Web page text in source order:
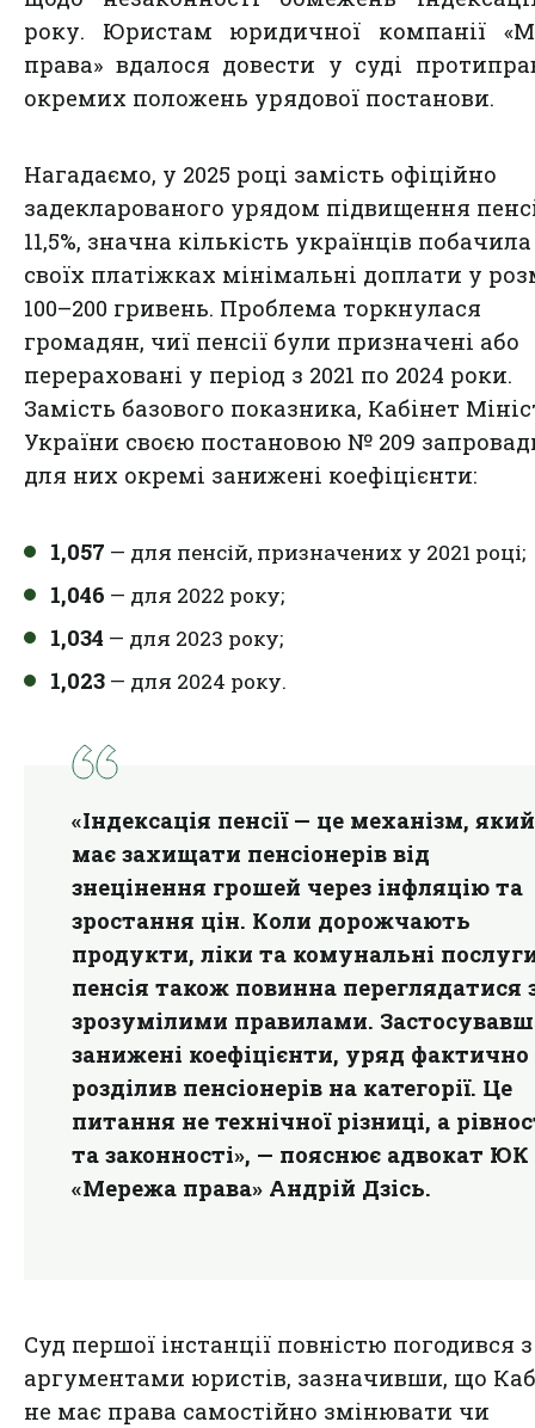
року. Юристам юридичної компанії
права» вдалося довести у суді
окремих положень урядової постанови.
Нагадаємо, у 2025 році замість офіційно
задекларованого урядом підвищення
11,5%, значна кількість українців
своїх платіжках мінімальні доплати у
100–200 гривень. Проблема торкнулася
громадян, чиї пенсії були призначені або
перераховані у період з 2021 по 2024 роки.
Замість базового показника, Кабінет
України своєю постановою № 209
для них окремі занижені коефіцієнти:
1,057 — для пенсій, призначених у 2021 році;
1,046 — для 2022 року;
1,034 — для 2023 року;
1,023 — для 2024 року.
«Індексація пенсії — це механізм, який
має захищати пенсіонерів від
знецінення грошей через інфляцію та
зростання цін. Коли дорожчають
продукти, ліки та комунальні
пенсія також повинна переглядатися
зрозумілими правилами.
занижені коефіцієнти, уряд фактично
розділив пенсіонерів на категорії. Це
питання не технічної різниці, а
та законності», — пояснює адвокат ЮК
«Мережа права» Андрій Дзісь.
Суд першої інстанції повністю погодився з
аргументами юристів, зазначивши, що
не має права самостійно змінювати чи